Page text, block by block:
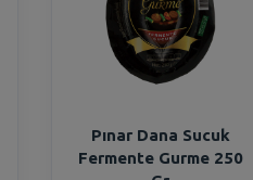
Pınar Dana Sucuk
Fermente Gurme 250